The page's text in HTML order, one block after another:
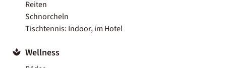
Reiten
Schnorcheln
Tischtennis: Indoor, im Hotel
Wellness